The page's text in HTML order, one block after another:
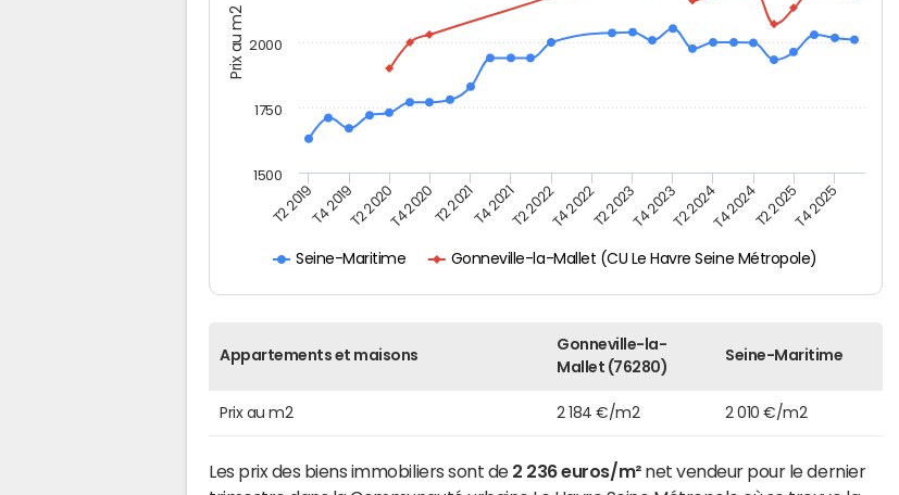
Prix au m2
Seine-Maritime Gonneville-la-Mallet (CU Le Havre Seine Métropole)
T2 2019T4 2019T2 2020T4 2020T2 2021T4 2021T2 2022T4 2022T2 2023T4 2023T2 2024T4 2024T2 2025T4 2025
2000
1500
1750
Appartements et maisons
Gonneville-la-
Mallet (76280)
Seine-Maritime
Prix au m2 2 184 €/m2 2 010 €/m2
Les prix des biens immobiliers sont de 2 236 euros/m²net vendeur pour le dernier